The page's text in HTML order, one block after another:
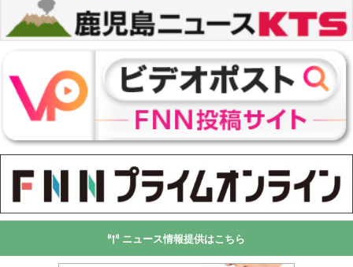
ニュース情報提供はこちら